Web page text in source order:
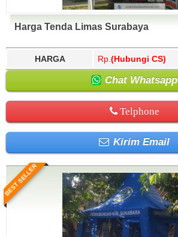
Harga Tenda Limas Surabaya
HARGA Rp. (Hubungi CS)
Chat Whatsapp
Telphone
Kirim Email
BEST SELLER